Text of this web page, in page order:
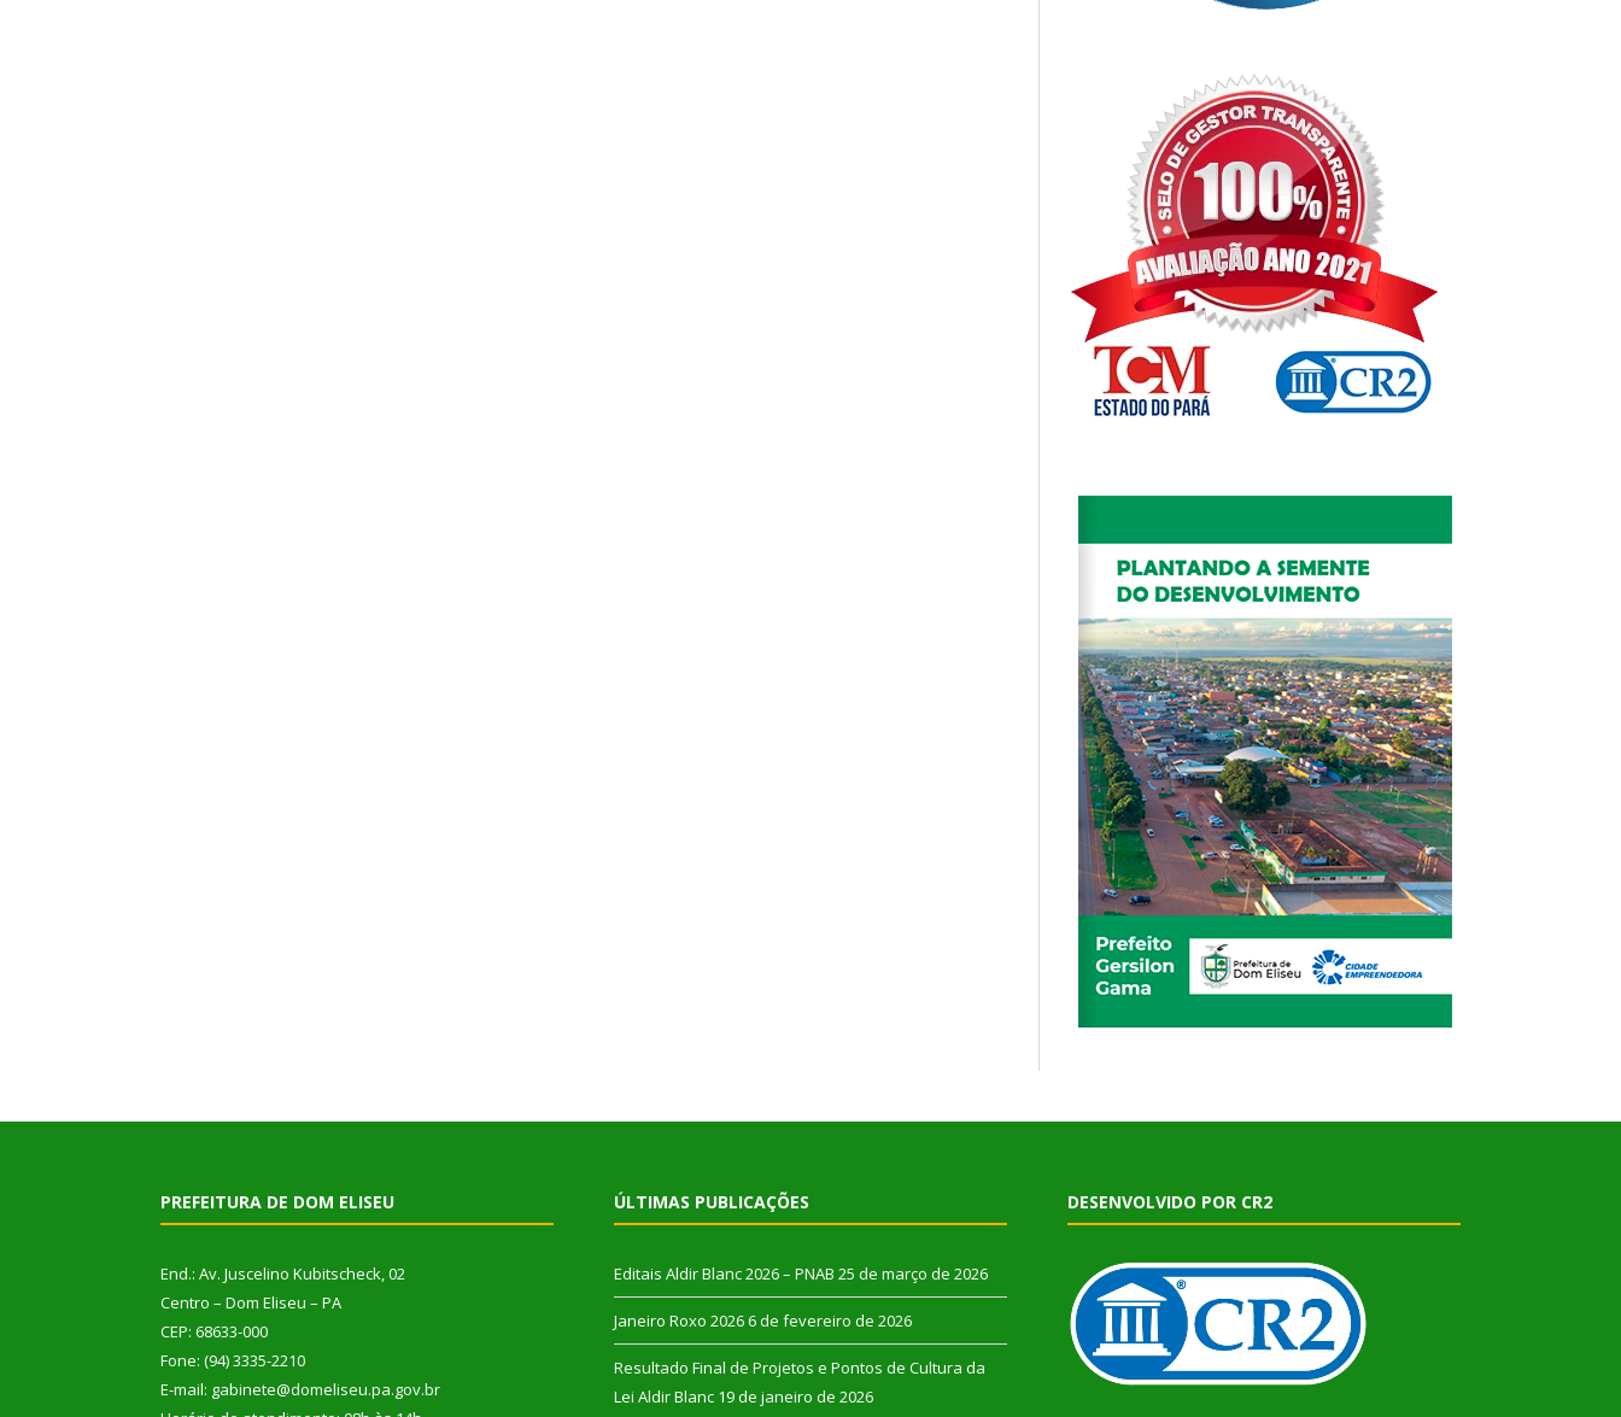
PREFEITURA DE DOM ELISEU
End.: Av. Juscelino Kubitscheck, 02
Centro – Dom Eliseu – PA
CEP: 68633-000
Fone: (94) 3335-2210
E-mail: gabinete@domeliseu.pa.gov.br
ÚLTIMAS PUBLICAÇÕES
Editais Aldir Blanc 2026 – PNAB 25 de março de 2026
Janeiro Roxo 2026 6 de fevereiro de 2026
Resultado Final de Projetos e Pontos de Cultura da
Lei Aldir Blanc 19 de janeiro de 2026
DESENVOLVIDO POR CR2